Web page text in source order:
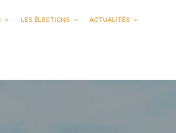
LES ÉLECTIONS ACTUALITÉS